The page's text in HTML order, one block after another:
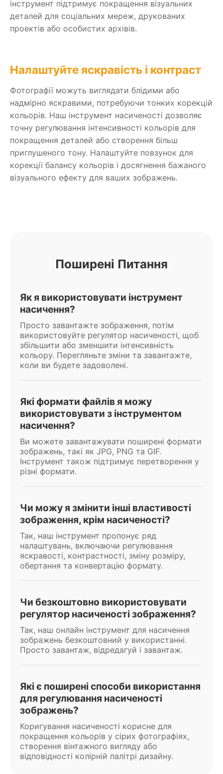
інструмент підтримує покращення візуальних
деталей для соціальних мереж, друкованих
проектів або особистих архівів.
Налаштуйте яскравість і контраст
Фотографії можуть виглядати блідими або
надмірно яскравими, потребуючи тонких корекцій
кольорів. Наш інструмент насиченості дозволяє
точну регулювання інтенсивності кольорів для
покращення деталей або створення більш
приглушеного тону. Налаштуйте повзунок для
корекції балансу кольорів і досягнення бажаного
візуального ефекту для ваших зображень.
Поширені Питання
Як я використовувати інструмент
насичення?
Просто завантажте зображення, потім
використовуйте регулятор насиченості, щоб
збільшити або зменшити інтенсивність
кольору. Перегляньте зміни та завантажте,
коли ви будете задоволені.
Які формати файлів я можу
використовувати з інструментом
насичення?
Ви можете завантажувати поширені формати
зображень, такі як JPG, PNG та GIF.
Інструмент також підтримує перетворення у
різні формати.
Чи можу я змінити інші властивості
зображення, крім насиченості?
Так, наш інструмент пропонує ряд
налаштувань, включаючи регулювання
яскравості, контрастності, зміну розміру,
обертання та конвертацію формату.
Чи безкоштовно використовувати
регулятор насиченості зображення?
Так, наш онлайн інструмент для насичення
зображень безкоштовний у використанні.
Просто завантаж, відредагуй і завантаж.
Які є поширені способи використання
для регулювання насиченості
зображень?
Коригування насиченості корисне для
покращення кольорів у сірих фотографіях,
створення вінтажного вигляду або
відповідності колірній палітрі дизайну.